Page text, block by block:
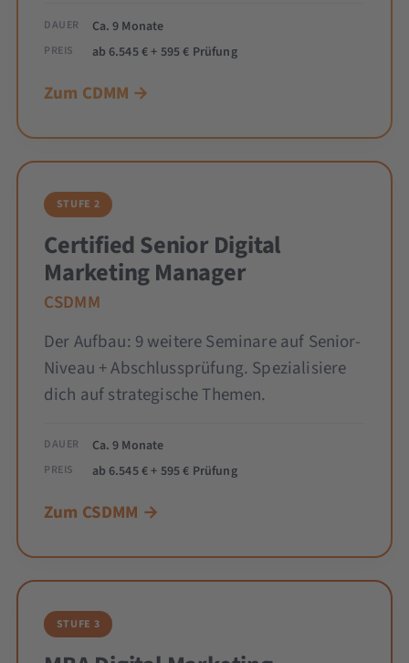
DAUER Ca. 9 Monate
PREIS ab 6.545 € + 595 € Prüfung
Zum CDMM →
STUFE 2
Certified Senior Digital
Marketing Manager
CSDMM
Der Aufbau: 9 weitere Seminare auf Senior-
Niveau + Abschlussprüfung. Spezialisiere
dich auf strategische Themen.
DAUER Ca. 9 Monate
PREIS ab 6.545 € + 595 € Prüfung
Zum CSDMM →
STUFE 3